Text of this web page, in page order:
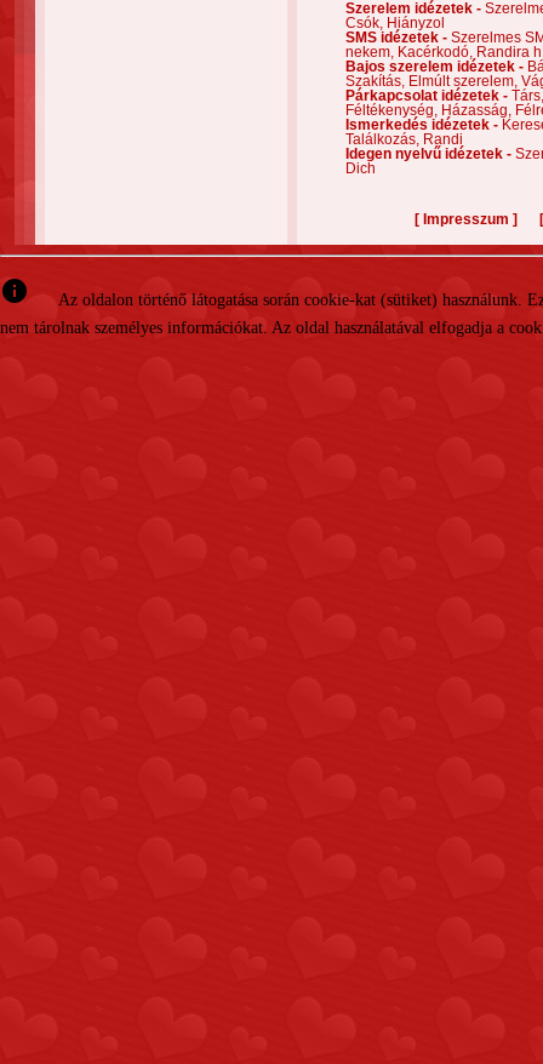
Szerelem idézetek -
Csók,
Hiányzol
SMS idézetek - Szerelmes
nekem,
Kacérkodó,
Randira
Bajos szerelem idézetek -
Szakítás,
Elmúlt szerelem,
Párkapcsolat idézetek -
Féltékenység,
Házasság,
Ismerkedés idézetek -
Találkozás,
Randi
Idegen nyelvű idézetek -
Dich
[ Impresszum ]
info
Az oldalon történő látogatása során cookie-kat (sütiket)
nem tárolnak személyes információkat. Az oldal használatával elfogadja a